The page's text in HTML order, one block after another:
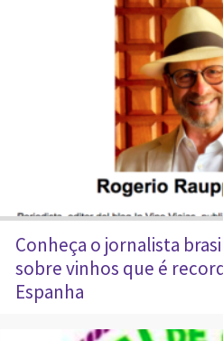
Conheça o jornalista
sobre vinhos que é
Espanha